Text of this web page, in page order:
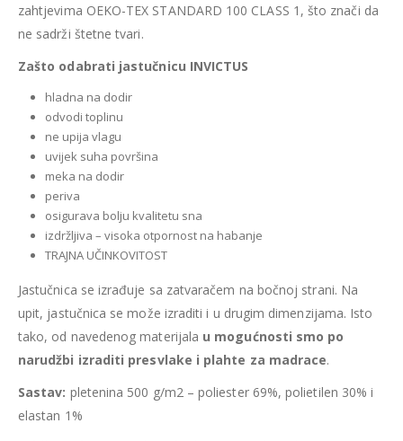
zahtjevima OEKO-TEX STANDARD 100 CLASS 1, što znači da
ne sadrži štetne tvari.
Zašto odabrati jastučnicu INVICTUS
hladna na dodir
odvodi toplinu
ne upija vlagu
uvijek suha površina
meka na dodir
periva
osigurava bolju kvalitetu sna
izdržljiva – visoka otpornost na habanje
TRAJNA UČINKOVITOST
Jastučnica se izrađuje sa zatvaračem na bočnoj strani. Na
upit, jastučnica se može izraditi i u drugim dimenzijama. Isto
tako, od navedenog materijala u mogućnosti smo po
narudžbi izraditi presvlake i plahte za madrace.
Sastav: pletenina 500 g/m2 – poliester 69%, polietilen 30% i
elastan 1%